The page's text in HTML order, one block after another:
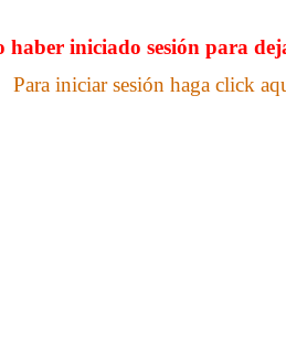
haber iniciado sesión para
Para iniciar sesión haga click